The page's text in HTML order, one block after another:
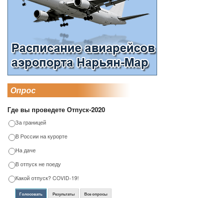
Опрос
Где вы проведете Отпуск-2020
За границей
В России на курорте
На даче
В отпуск не поеду
Какой отпуск? COVID-19!
Голосовать Результаты Все опросы